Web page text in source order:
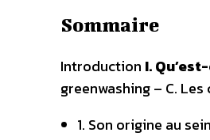
Sommaire
Introduction I.
greenwashing – C.
1. Son origine au